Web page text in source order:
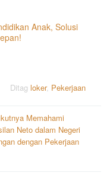
Anak, Solusi
Ditag loker, Pekerjaan
Memahami
Neto dalam Negeri
dengan Pekerjaan